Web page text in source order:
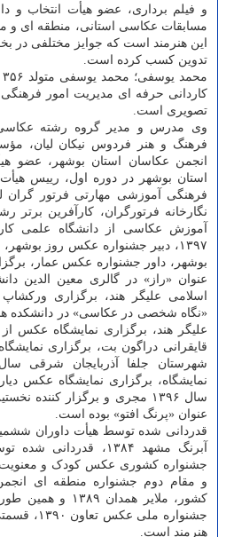
و فیلم برداری، عضو هیأت انتخاب و
مسابقات عکاسی استانی، منطقه ای و
این هنرمند است که جوایز مختلفی در
تدوین کسب کرده است.
کاردانی حرفه ای مدیریت امور
تصویری است.
وی مدرس و مدیر گروه رشته عکاسی
فرهنگ و هنر فردوس نیکان
انجمن عکاسان استان بوشهر، عضو
استان بوشهر در دوره اول، رییس
فرهنگی آموزشی مهارتی فرتور گران
نگارخانه فرتورگران، کارآفرین
آموزش عکاسی از دانشگاه علمی
۱۳۹۷، دبیر جشنواره عکس روز
بوشهر، داور جشنواره عکس عمار،
عنوان «راز» در گالری معین الدین
اسلامی علیگر هند، برگزاری
«نگاه شخصی در عکاسی» در دانشکده
علیگر هند، برگزاری نمایشگاه عکس
قایقرانی دراگون بت، برگزاری
نمایشگاه، برگزاری نمایشگاه عکس
سال ۱۳۹۶ مجری و برگزار
عنوان «پرنگ افتو» بوده است.
قدردانی شده توسط هیأت داوران
آبرنگ مشهد ۱۳۸۴،
کشور، ملایر
جشنواره
هنرمند است.